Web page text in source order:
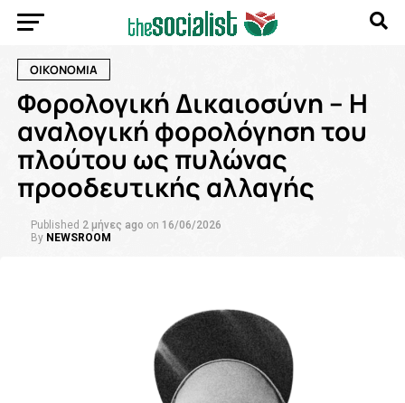
ΟΙΚΟΝΟΜΙΑ
Φορολογική Δικαιοσύνη – Η
αναλογική φορολόγηση του
πλούτου ως πυλώνας
προοδευτικής αλλαγής
Published 2 μήνες ago on 16/06/2026
By NEWSROOM